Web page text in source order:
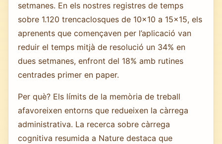
setmanes. En els nostres registres de temps
sobre 1.120 trencaclosques de 10×10 a 15×15, els
aprenents que començaven per l’aplicació van
reduir el temps mitjà de resolució un 34% en
dues setmanes, enfront del 18% amb rutines
centrades primer en paper.
Per què? Els límits de la memòria de treball
afavoreixen entorns que redueixen la càrrega
administrativa. La recerca sobre càrrega
cognitiva resumida a Nature destaca que